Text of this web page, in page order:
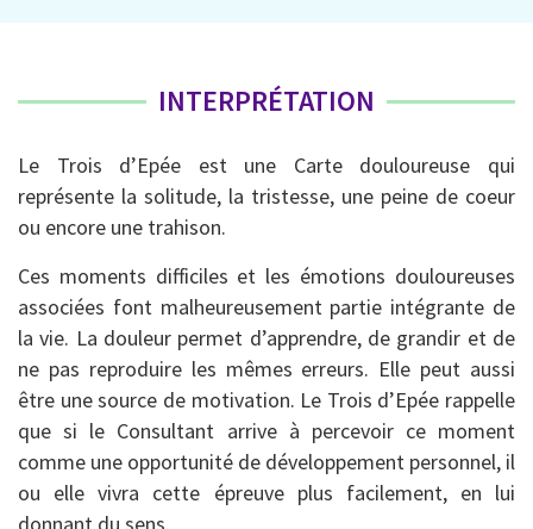
INTERPRÉTATION
Le Trois d’Epée est une Carte douloureuse qui
représente la solitude, la tristesse, une peine de coeur
ou encore une trahison.
Ces moments difficiles et les émotions douloureuses
associées font malheureusement partie intégrante de
la vie. La douleur permet d’apprendre, de grandir et de
ne pas reproduire les mêmes erreurs. Elle peut aussi
être une source de motivation. Le Trois d’Epée rappelle
que si le Consultant arrive à percevoir ce moment
comme une opportunité de développement personnel, il
ou elle vivra cette épreuve plus facilement, en lui